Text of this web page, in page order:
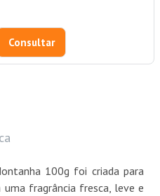
100g foi criada para
fragrância fresca, leve e